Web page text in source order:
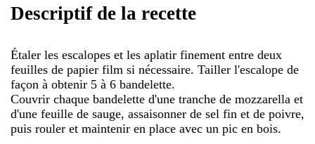
Descriptif de la recette
Étaler les escalopes et les aplatir finement entre deux
feuilles de papier film si nécessaire. Tailler l'escalope de
façon à obtenir 5 à 6 bandelette.
Couvrir chaque bandelette d'une tranche de mozzarella et
d'une feuille de sauge, assaisonner de sel fin et de poivre,
puis rouler et maintenir en place avec un pic en bois.